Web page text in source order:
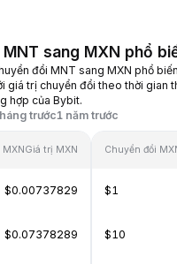
sang MXN phổ
đổi MNT sang MXN phổ
giá trị chuyển đổi theo thời gian
hợp của Bybit.
trước1 năm trước
Giá trị MXN
$0.00737829
$0.07378289
Chuyển đổi
$1
$10